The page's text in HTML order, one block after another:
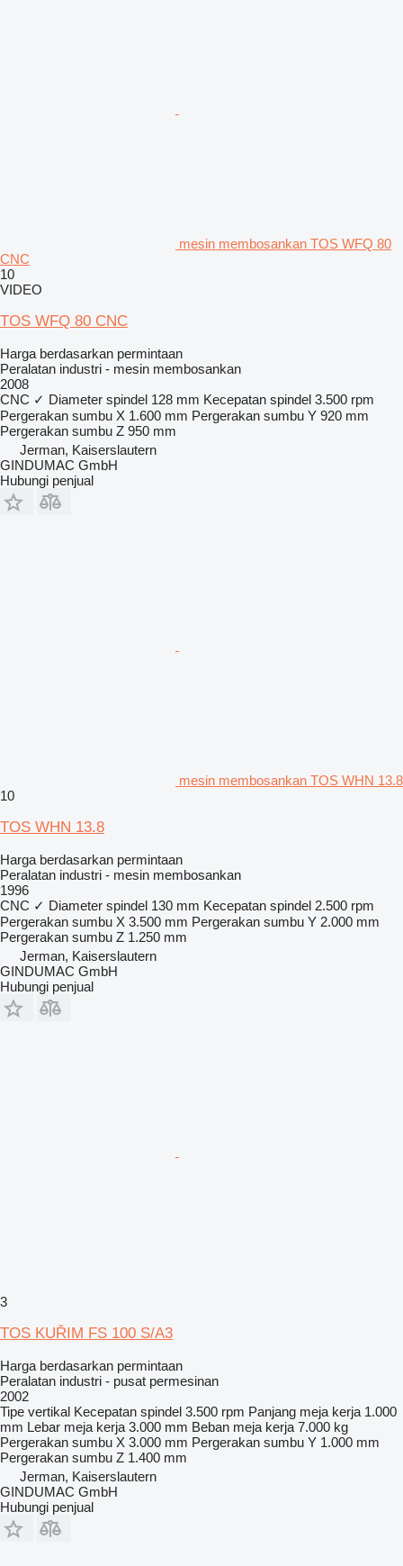
mesin membosankan TOS WFQ 80
CNC
10
VIDEO
TOS WFQ 80 CNC
Harga berdasarkan permintaan
Peralatan industri - mesin membosankan
2008
CNC ✓ Diameter spindel 128 mm Kecepatan spindel 3.500 rpm
Pergerakan sumbu X 1.600 mm Pergerakan sumbu Y 920 mm
Pergerakan sumbu Z 950 mm
Jerman, Kaiserslautern
GINDUMAC GmbH
Hubungi penjual
mesin membosankan TOS WHN 13.8
10
TOS WHN 13.8
Harga berdasarkan permintaan
Peralatan industri - mesin membosankan
1996
CNC ✓ Diameter spindel 130 mm Kecepatan spindel 2.500 rpm
Pergerakan sumbu X 3.500 mm Pergerakan sumbu Y 2.000 mm
Pergerakan sumbu Z 1.250 mm
Jerman, Kaiserslautern
GINDUMAC GmbH
Hubungi penjual
3
TOS KUŘIM FS 100 S/A3
Harga berdasarkan permintaan
Peralatan industri - pusat permesinan
2002
Tipe vertikal Kecepatan spindel 3.500 rpm Panjang meja kerja 1.000
mm Lebar meja kerja 3.000 mm Beban meja kerja 7.000 kg
Pergerakan sumbu X 3.000 mm Pergerakan sumbu Y 1.000 mm
Pergerakan sumbu Z 1.400 mm
Jerman, Kaiserslautern
GINDUMAC GmbH
Hubungi penjual